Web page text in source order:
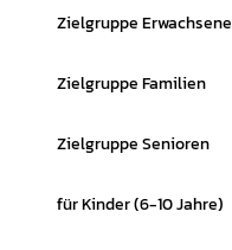
Zielgruppe Erwachsene
Zielgruppe Familien
Zielgruppe Senioren
für Kinder (6-10 Jahre)